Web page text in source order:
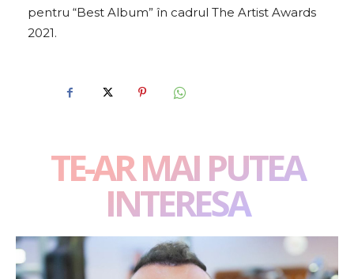
pentru “Best Album” în cadrul The Artist Awards
2021.
TE-AR MAI PUTEA
INTERESA